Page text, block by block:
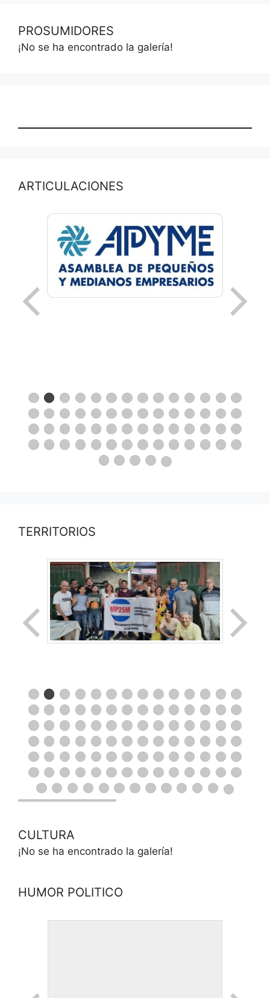
PROSUMIDORES
¡No se ha encontrado la galería!
ARTICULACIONES
TERRITORIOS
CULTURA
¡No se ha encontrado la galería!
HUMOR POLITICO